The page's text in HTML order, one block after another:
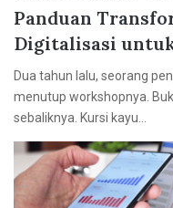
Panduan
Digitalisasi
Dua tahun lalu, seorang
menutup workshopnya.
sebaliknya. Kursi kayu…